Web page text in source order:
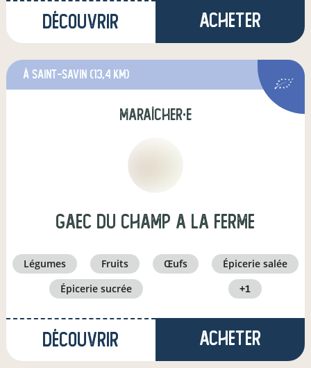
Découvrir Acheter
à Saint-Savin (13,4 km)
maraîcher·e
gaec du champ a la ferme
légumes fruits œufs
épicerie salée
épicerie sucrée
+1
Découvrir Acheter